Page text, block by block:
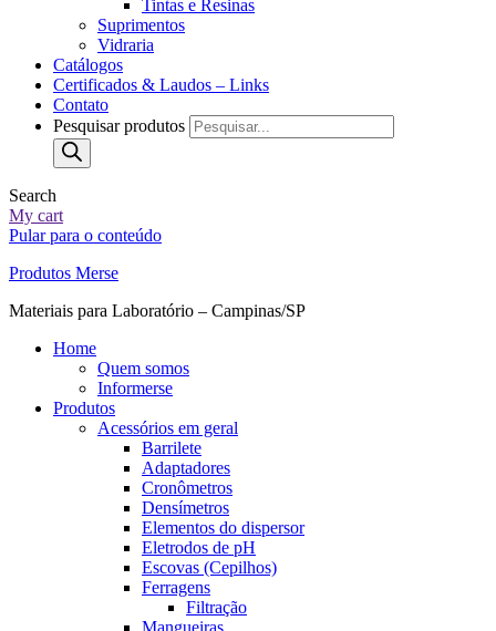
Tintas e Resinas
Suprimentos
Vidraria
Catálogos
Certificados & Laudos – Links
Contato
Pesquisar produtos
Search
My cart
Pular para o conteúdo
Produtos Merse
Materiais para Laboratório – Campinas/SP
Home
Quem somos
Informerse
Produtos
Acessórios em geral
Barrilete
Adaptadores
Cronômetros
Densímetros
Elementos do dispersor
Eletrodos de pH
Escovas (Cepilhos)
Ferragens
Filtração
Mangueiras